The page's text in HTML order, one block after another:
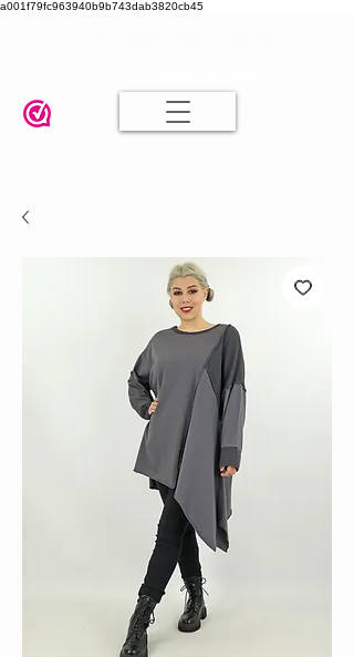
a001f79fc963940b9b743dab3820cb45